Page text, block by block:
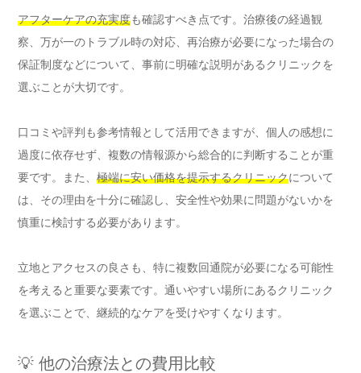
アフターケアの充実度も確認すべき点です。治療後の経過観
察、万が一のトラブル時の対応、再治療が必要になった場合の
保証制度などについて、事前に明確な説明があるクリニックを
選ぶことが大切です。
口コミや評判も参考情報として活用できますが、個人の感想に
過度に依存せず、複数の情報源から総合的に判断することが重
要です。また、 極端に安い価格を提示するクリニックについて
は、その理由を十分に確認し、安全性や効果に問題がないかを
慎重に検討する必要があります。
立地とアクセスの良さも、特に複数回通院が必要になる可能性
を考えると重要な要素です。通いやすい場所にあるクリニック
を選ぶことで、継続的なケアを受けやすくなります。
💡 他の治療法との費用比較